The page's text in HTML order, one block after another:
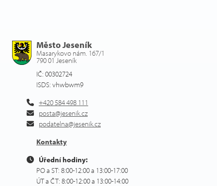
Město Jeseník
Masarykovo nám. 167/1
790 01 Jeseník
IČ: 00302724
ISDS: vhwbwm9
+420 584 498 111
posta@jesenik.cz
podatelna@jesenik.cz
Kontakty
Úřední hodiny:
PO a ST: 8:00-12:00 a 13:00-17:00
ÚT a ČT: 8:00-12:00 a 13:00-14:00